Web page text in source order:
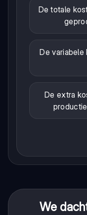
De totale
De
De extra
We